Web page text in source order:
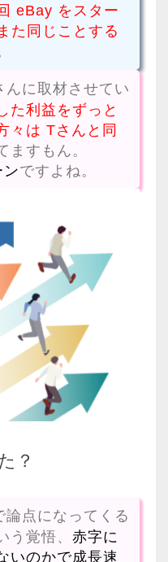
eBay をスター
た同じことする
に取材させてい
た利益をずっと
々は Tさんと同
ますもん。
ですよね。
？
点になってくる
う覚悟、 赤字に
いのかで成長速